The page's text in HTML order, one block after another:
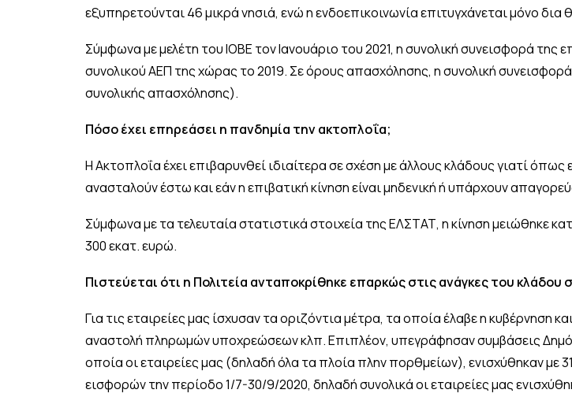
εξυπηρετούνται 46 μικρά νησιά, ενώ η ενδοεπικοινωνία επιτυγχάνεται μόνο δια
Σύμφωνα με μελέτη του ΙΟΒΕ τον Ιανουάριο του 2021, η συνολική συνεισφορά της
συνολικού ΑΕΠ της χώρας το 2019. Σε όρους απασχόλησης, η συνολική
συνολικής απασχόλησης).
Πόσο έχει επηρεάσει η πανδημία την ακτοπλοΐα;
Η Ακτοπλοΐα έχει επιβαρυνθεί ιδιαίτερα σε σχέση με άλλους κλάδους γιατί
ανασταλούν έστω και εάν η επιβατική κίνηση είναι μηδενική ή υπάρχουν
Σύμφωνα με τα τελευταία στατιστικά στοιχεία της ΕΛΣΤΑΤ, η κίνηση μειώθηκε
300 εκατ. ευρώ.
Πιστεύεται ότι η Πολιτεία ανταποκρίθηκε επαρκώς στις ανάγκες του κλάδου
Για τις εταιρείες μας ίσχυσαν τα οριζόντια μέτρα, τα οποία έλαβε η κυβέρνηση
αναστολή πληρωμών υποχρεώσεων κλπ. Επιπλέον, υπεγράφησαν συμβάσεις
οποία οι εταιρείες μας (δηλαδή όλα τα πλοία πλην πορθμείων), ενισχύθηκαν
εισφορών την περίοδο 1/7-30/9/2020, δηλαδή συνολικά οι εταιρείες μας